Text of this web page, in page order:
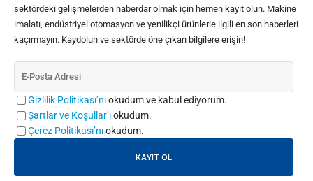
sektördeki gelişmelerden haberdar olmak için hemen kayıt olun. Makine
imalatı, endüstriyel otomasyon ve yenilikçi ürünlerle ilgili en son haberleri
kaçırmayın. Kaydolun ve sektörde öne çıkan bilgilere erişin!
Gizlilik Politikası’nıokudum ve kabul ediyorum.
Şartlar ve Koşullar’ıokudum.
Çerez Politikası’nıokudum.